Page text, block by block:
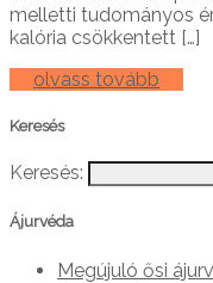
melletti tudományos
kalória csökkentett […]
olvass tovább
Keresés
Keresés:
Ájurvéda
Megújuló ősi